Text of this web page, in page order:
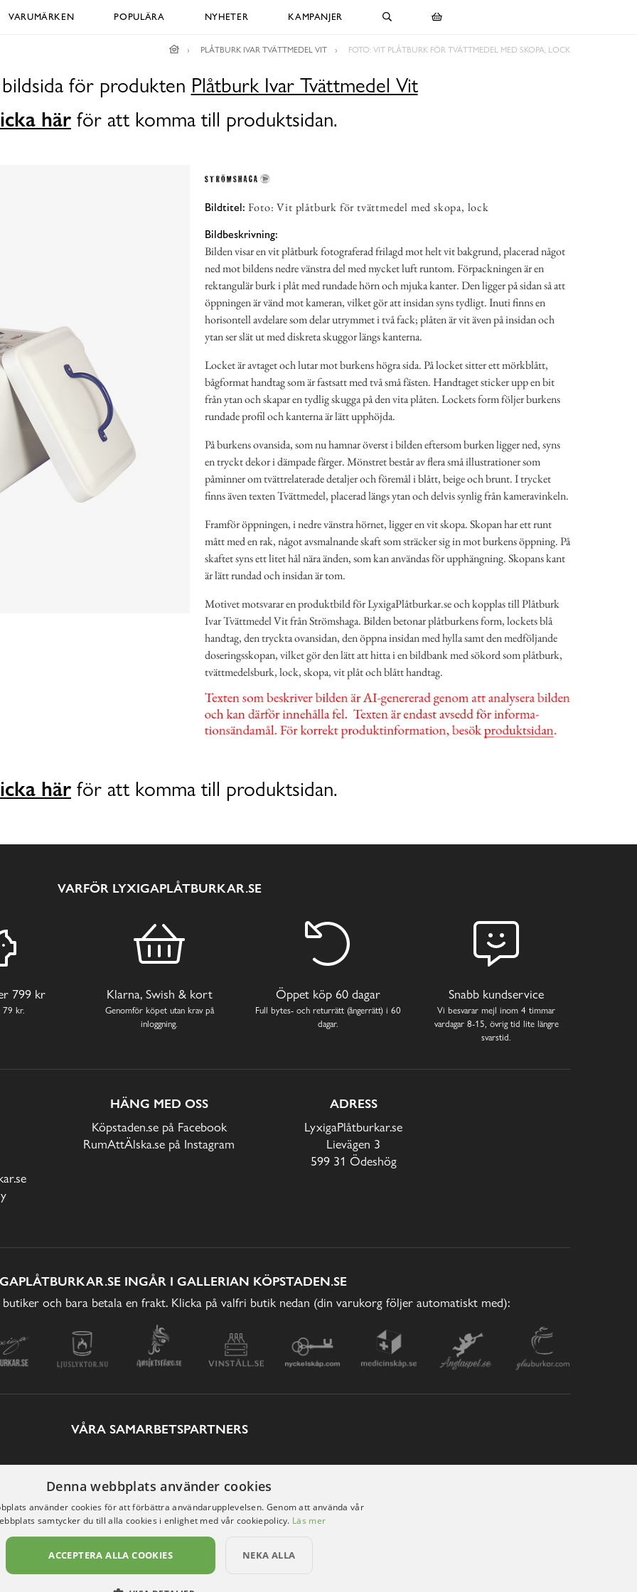
VARUMÄRKEN POPULÄRA NYHETER KAMPANJER
PLÅTBURK IVAR TVÄTTMEDEL VIT FOTO: VIT PLÅTBURK FÖR TVÄTTMEDEL MED SKOPA, LOCK
för produkten Plåtburk Ivar Tvättmedel Vit
här för att komma till produktsidan.
Bildtitel: Foto: Vit plåtburk för tvättmedel med skopa, lock
Bildbeskrivning:
Bilden visar en vit plåtburk fotograferad frilagd mot helt vit bakgrund, placerad något
ned mot bildens nedre vänstra del med mycket luft runtom. Förpackningen är en
rektangulär burk i plåt med rundade hörn och mjuka kanter. Den ligger på sidan så att
öppningen är vänd mot kameran, vilket gör att insidan syns tydligt. Inuti finns en
horisontell avdelare som delar utrymmet i två fack; plåten är vit även på insidan och
ytan ser slät ut med diskreta skuggor längs kanterna.
Locket är avtaget och lutar mot burkens högra sida. På locket sitter ett mörkblått,
bågformat handtag som är fastsatt med två små fästen. Handtaget sticker upp en bit
från ytan och skapar en tydlig skugga på den vita plåten. Lockets form följer burkens
rundade profil och kanterna är lätt upphöjda.
På burkens ovansida, som nu hamnar överst i bilden eftersom burken ligger ned, syns
en tryckt dekor i dämpade färger. Mönstret består av flera små illustrationer som
påminner om tvättrelaterade detaljer och föremål i blått, beige och brunt. I trycket
finns även texten Tvättmedel, placerad längs ytan och delvis synlig från kameravinkeln.
Framför öppningen, i nedre vänstra hörnet, ligger en vit skopa. Skopan har ett runt
mått med en rak, något avsmalnande skaft som sträcker sig in mot burkens öppning. På
skaftet syns ett litet hål nära änden, som kan användas för upphängning. Skopans kant
är lätt rundad och insidan är tom.
Motivet motsvarar en produktbild för LyxigaPlåtburkar.se och kopplas till Plåtburk
Ivar Tvättmedel Vit från Strömshaga. Bilden betonar plåtburkens form, lockets blå
handtag, den tryckta ovansidan, den öppna insidan med hylla samt den medföljande
doseringsskopan, vilket gör den lätt att hitta i en bildbank med sökord som plåtburk,
tvättmedelsburk, lock, skopa, vit plåt och blått handtag.
här för att komma till produktsidan.
VARFÖR LYXIGAPLÅTBURKAR.SE
799 kr
79 kr.
Klarna, Swish & kort
Genomför köpet utan krav på
inloggning.
Öppet köp 60 dagar
Full bytes- och returrätt (ångerrätt) i 60
dagar.
Snabb kundservice
Vi besvarar mejl inom 4 timmar
vardagar 8-15, övrig tid lite längre
svarstid.
HÄNG MED OSS
Köpstaden.se på Facebook
RumAttÄlska.se på Instagram
ADRESS
LyxigaPlåtburkar.se
Lievägen 3
599 31 Ödeshög
INGÅR I GALLERIAN KÖPSTADEN.SE
och bara betala en frakt. Klicka på valfri butik nedan (din varukorg följer automatiskt med):
VÅRA SAMARBETSPARTNERS
Denna webbplats använder cookies
använder cookies för att förbättra användarupplevelsen. Genom att använda vår
samtycker du till alla cookies i enlighet med vår cookiepolicy. Läs mer
ACCEPTERA ALLA COOKIES NEKA ALLA